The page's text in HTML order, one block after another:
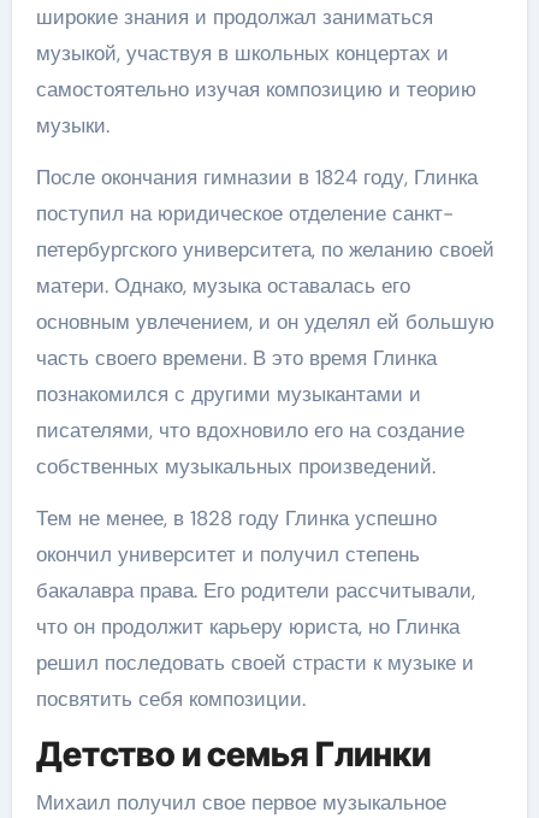
широкие знания и продолжал заниматься
музыкой, участвуя в школьных концертах и
самостоятельно изучая композицию и теорию
музыки.
После окончания гимназии в 1824 году, Глинка
поступил на юридическое отделение санкт-
петербургского университета, по желанию своей
матери. Однако, музыка оставалась его
основным увлечением, и он уделял ей большую
часть своего времени. В это время Глинка
познакомился с другими музыкантами и
писателями, что вдохновило его на создание
собственных музыкальных произведений.
Тем не менее, в 1828 году Глинка успешно
окончил университет и получил степень
бакалавра права. Его родители рассчитывали,
что он продолжит карьеру юриста, но Глинка
решил последовать своей страсти к музыке и
посвятить себя композиции.
Детство и семья Глинки
Михаил получил свое первое музыкальное